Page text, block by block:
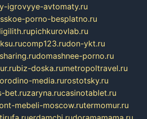
igrovyye-avtomaty.ru
porno-besplatno.ru
pichkurovlab.ru
comp123.rudon-ykt.ru
domashnee-porno.ru
biz-doska.rumetropoltravel.ru
media.rurostotsky.ru
bet.ruzaryna.rucasinotablet.ru
mebeli-moscow.rutermomur.ru